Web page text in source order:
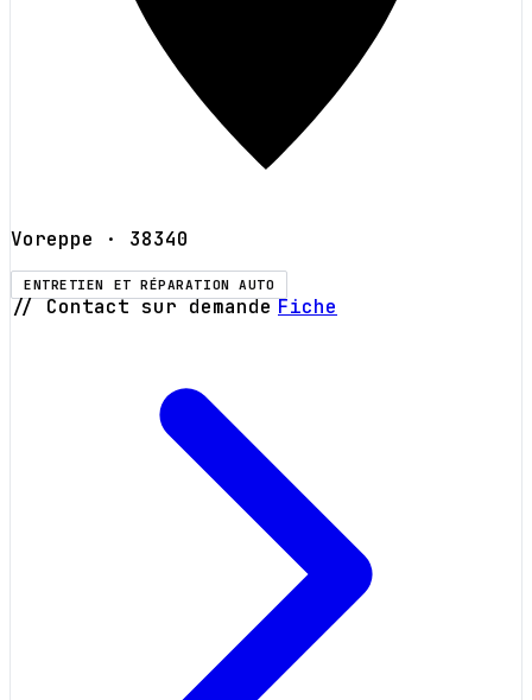
Voreppe · 38340
ENTRETIEN ET RÉPARATION AUTO
// Contact sur demande Fiche